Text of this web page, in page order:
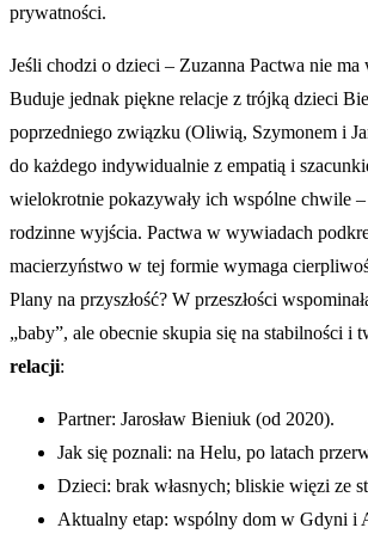
prywatności.
Jeśli chodzi o dzieci – Zuzanna Pactwa nie ma
Buduje jednak piękne relacje z trójką dzieci
poprzedniego związku (Oliwią, Szymonem i
do każdego indywidualnie z empatią i
wielokrotnie pokazywały ich wspólne chwile
rodzinne wyjścia. Pactwa w wywiadach
macierzyństwo w tej formie wymaga
Plany na przyszłość? W przeszłości
„baby”, ale obecnie skupia się na stabilności i
relacji:
Partner: Jarosław Bieniuk (od 2020).
Jak się poznali: na Helu, po latach
Dzieci: brak własnych; bliskie więzi ze
Aktualny etap: wspólny dom w Gdyni i